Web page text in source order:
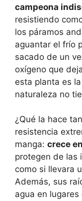
campeona
resistiendo
los páramos
aguantar el frío
sacado de un
oxígeno que
esta planta es
naturaleza no
¿Qué la hace
resistencia
manga: crece
protegen de las
como si llevara
Además, sus
agua en